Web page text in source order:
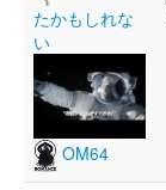
たかもしれな
い
OM64